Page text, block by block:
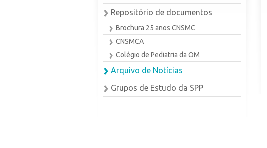
Repositório de documentos
Brochura 25 anos CNSMC
CNSMCA
Colégio de Pediatria da OM
Arquivo de Notícias
Grupos de Estudo da SPP